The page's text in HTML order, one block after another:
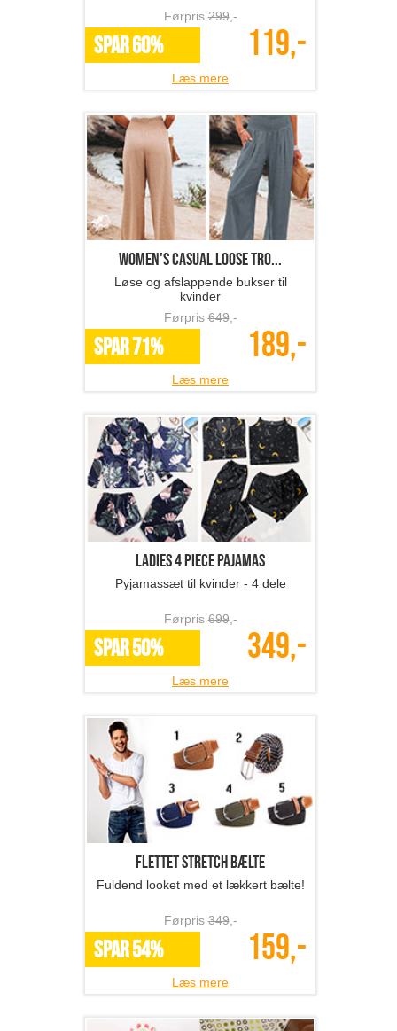
Førpris299,-
SPAR 60% 119,-
Læs mere
Women's casual loose tro...
Løse og afslappende bukser til
kvinder
Førpris649,-
SPAR 71% 189,-
Læs mere
Ladies 4 Piece Pajamas
Pyjamassæt til kvinder - 4 dele
Førpris699,-
SPAR 50% 349,-
Læs mere
Flettet stretch bælte
Fuldend looket med et lækkert bælte!
Førpris349,-
SPAR 54% 159,-
Læs mere